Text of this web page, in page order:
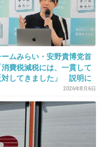
+25 -3
になったので1500
にしてもらってい
れません！
ームみらい・安野貴博党首
消費税減税には、一貫して
対してきました」 説明に
2026年8月6日